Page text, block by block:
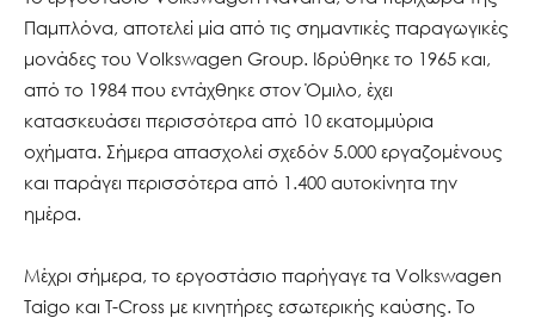
Παμπλόνα, αποτελεί μία από τις σημαντικές παραγωγικές
μονάδες του Volkswagen Group. Ιδρύθηκε το 1965 και,
από το 1984 που εντάχθηκε στον Όμιλο, έχει
κατασκευάσει περισσότερα από 10 εκατομμύρια
οχήματα. Σήμερα απασχολεί σχεδόν 5.000 εργαζομένους
και παράγει περισσότερα από 1.400 αυτοκίνητα την
ημέρα.
Μέχρι σήμερα, το εργοστάσιο παρήγαγε τα Volkswagen
Taigo και T-Cross με κινητήρες εσωτερικής καύσης. Το